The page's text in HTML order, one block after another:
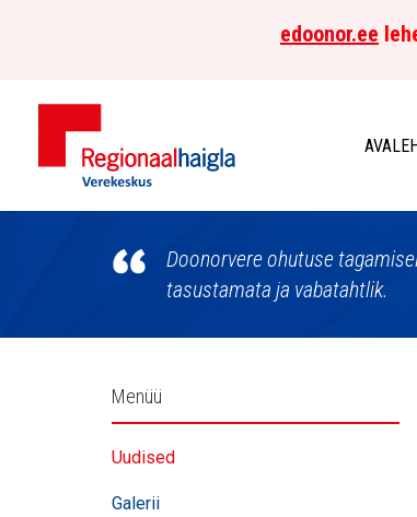
edoonor.ee
Põhja-
Doonorvere ohutuse
tasustamata ja vabatahtlik.
Külgpaani
navigatsioon
Menüü
Uudised
Galerii